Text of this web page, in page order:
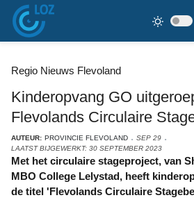
Regio Nieuws Flevoland
Kinderopvang GO
Flevolands Circulaire
AUTEUR: PROVINCIE FLEVOLAND
SEP 29
LAATST BIJGEWERKT: 30 SEPTEMBER 2023
Met het circulaire stageproject, van Shivanie Ramroep van
MBO College Lelystad, heeft
de titel 'Flevolands Circulaire